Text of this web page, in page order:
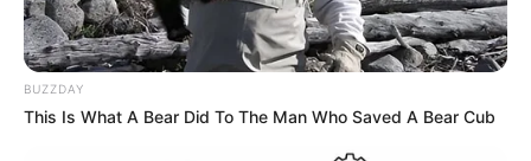
BUZZDAY
This Is What A Bear Did To The Man Who Saved A Bear Cub